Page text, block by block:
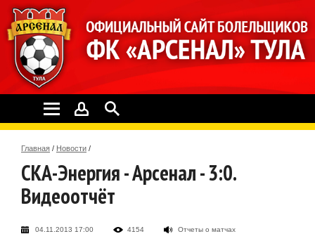
Главная / Новости /
СКА-Энергия - Арсенал - 3:0.
Видеоотчёт
04.11.2013 17:00 4154 Отчеты о матчах